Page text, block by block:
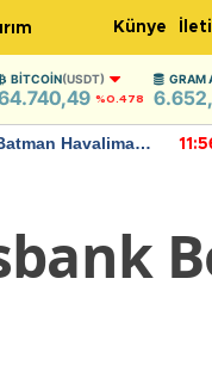
Künye
BITCOIN(USDT)
%0.478
GRAM
Havalimanı